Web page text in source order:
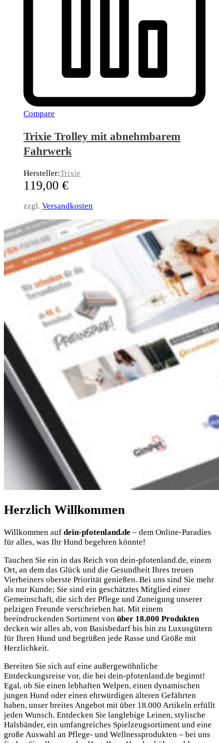
Compare
Trixie Trolley mit abnehmbarem
Fahrwerk
Hersteller:Trixie
119,00 €
zzgl. Versandkosten
Herzlich Willkommen
Willkommen auf dein-pfotenland.de – dem Online-Paradies
für alles, was Ihr Hund begehren könnte!
Tauchen Sie ein in das Reich von dein-pfotenland.de, einem
Ort, an dem das Glück und die Gesundheit Ihres treuen
Vierbeiners oberste Priorität genießen. Bei uns sind Sie mehr
als nur Kunde; Sie sind ein geschätztes Mitglied einer
Gemeinschaft, die sich der Pflege und Zuneigung unserer
pelzigen Freunde verschrieben hat. Mit einem
beeindruckenden Sortiment von über 18.000 Produkten
decken wir alles ab, von Basisbedarf bis hin zu Luxusgütern
für Ihren Hund und begrüßen jede Rasse und Größe mit
Herzlichkeit.
Bereiten Sie sich auf eine außergewöhnliche
Entdeckungsreise vor, die bei dein-pfotenland.de beginnt!
Egal, ob Sie einen lebhaften Welpen, einen dynamischen
jungen Hund oder einen ehrwürdigen älteren Gefährten
haben, unser breites Angebot mit über 18.000 Artikeln erfüllt
jeden Wunsch. Entdecken Sie langlebige Leinen, stylische
Halsbänder, ein umfangreiches Spielzeugsortiment und eine
große Auswahl an Pflege- und Wellnessprodukten – bei uns